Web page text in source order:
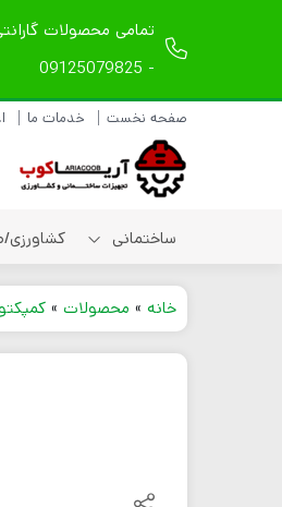
- 09125079825
صفحه نخست خدمات ما
ساختمانی
شیلنگ ویبراتور
خانه » محصولات »